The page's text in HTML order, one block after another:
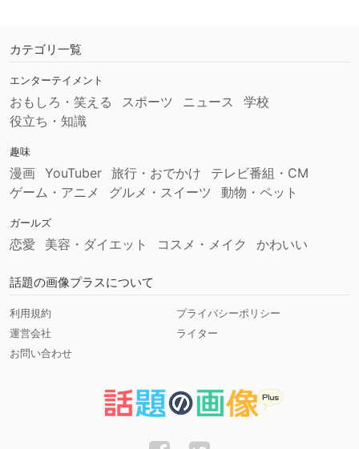
カテゴリ一覧
エンターテイメント
おもしろ・笑える スポーツ ニュース
学校
役立ち・知識
趣味
漫画 YouTuber 旅行・おでかけ
テレビ番組・CM
ゲーム・アニメ
グルメ・スイーツ 動物・ペット
ガールズ
恋愛 美容・ダイエット コスメ・メイク かわいい
話題の画像プラスについて
利用規約
プライバシーポリシー
運営会社
ライター
お問い合わせ